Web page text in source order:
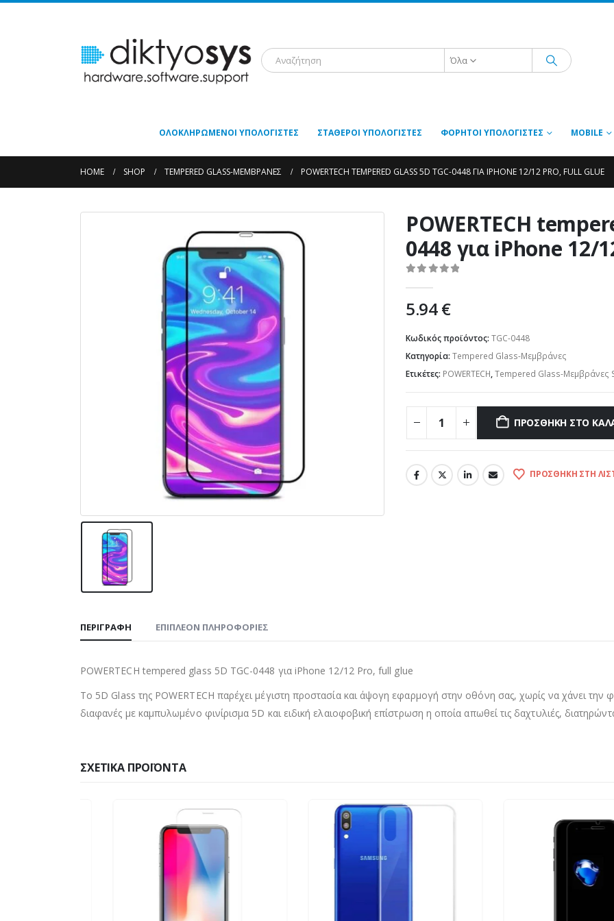
Όλα
ΟΛΟΚΛΗΡΩΜΈΝΟΙ ΥΠΟΛΟΓΙΣΤΈΣ ΣΤΑΘΕΡΟΊ ΥΠΟΛΟΓΙΣΤΈΣ ΦΟΡΗΤΟΊ ΥΠΟΛΟΓΙΣΤΈΣ MOBILE
HOME SHOP TEMPERED GLASS-ΜΕΜΒΡΆΝΕΣ POWERTECH TEMPERED GLASS 5D TGC-0448 ΓΙΑ IPHONE 12/12 PRO, FULL GLUE
POWERTECH
0448 για iPhone 12/
5.94€
Κωδικός προϊόντος: TGC-0448
Κατηγορία: Tempered Glass-Μεμβράνες
Ετικέτες: POWERTECH,Tempered Glass-Μεμβράνες
ΠΡΟΣΘΉΚΗ ΣΤΟ
ΠΡΟΣΘΉΚΗ ΣΤΗ
ΠΕΡΙΓΡΑΦΉ ΕΠΙΠΛΈΟΝ ΠΛΗΡΟΦΟΡΊΕΣ
POWERTECH tempered glass 5D TGC-0448 για iPhone 12/12 Pro, full glue
Το 5D Glass της POWERTECH παρέχει μέγιστη προστασία και άψογη εφαρμογή στην οθόνη σας, χωρίς να χάνει την
διαφανές με καμπυλωμένο φινίρισμα 5D και ειδική ελαιοφοβική επίστρωση η οποία απωθεί τις δαχτυλιές,
ΣΧΕΤΙΚΆ ΠΡΟΪΌΝΤΑ